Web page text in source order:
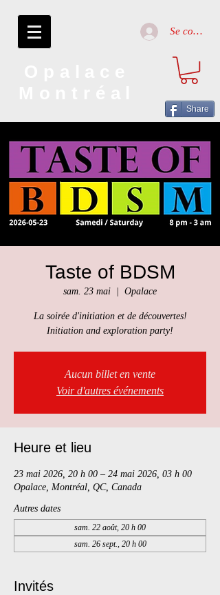
Se connecter
Share
Taste of BDSM
sam. 23 mai Opalace
La soirée d'initiation et de découvertes!
Initiation and exploration party!
Aucun billet en vente
Voir d'autres événements
Heure et lieu
23 mai 2026, 20 h 00 – 24 mai 2026, 03 h 00
Opalace, Montréal, QC, Canada
Autres dates
sam. 22 août, 20 h 00
sam. 26 sept., 20 h 00
Invités